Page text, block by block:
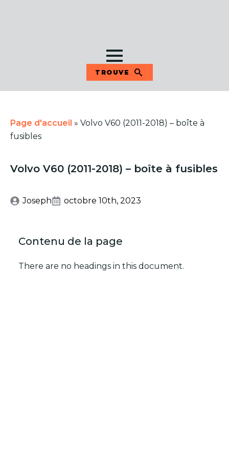
TROUVE
Page d'accueil » Volvo V60 (2011-2018) – boîte à
fusibles
Volvo V60 (2011-2018) – boîte à fusibles
Joseph octobre 10th, 2023
Contenu de la page
There are no headings in this document.